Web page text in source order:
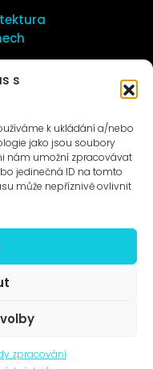
s
k ukládání a/nebo
jako jsou soubory
nám umožní zpracovávat
jedinečná ID na tomto
může nepříznivě ovlivnit
zpracování
mail